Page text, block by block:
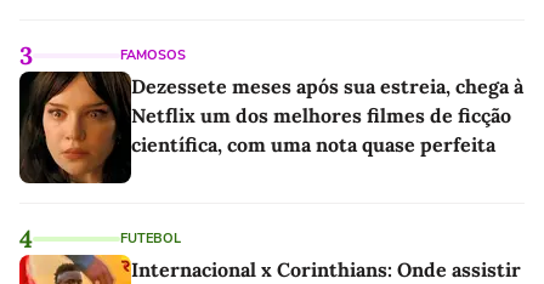
3 FAMOSOS
Dezessete meses após sua estreia, chega à
Netflix um dos melhores filmes de ficção
científica, com uma nota quase perfeita
4 FUTEBOL
Internacional x Corinthians: Onde assistir